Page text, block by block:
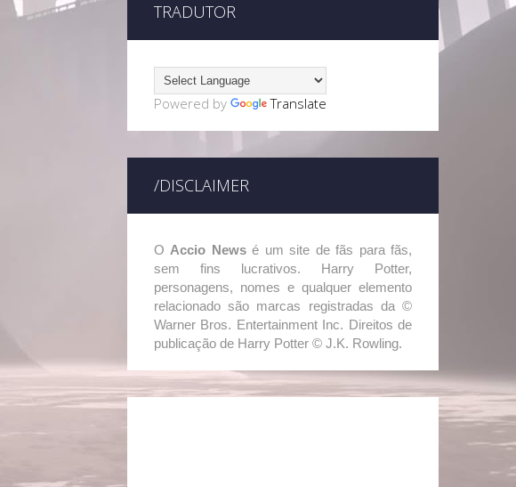
TRADUTOR
Powered by Translate
/DISCLAIMER
O Accio Newsé um site de fãs para fãs,
sem fins lucrativos. Harry Potter,
personagens, nomes e qualquer elemento
relacionado são marcas registradas da ©
Warner Bros. Entertainment Inc. Direitos de
publicação de Harry Potter © J.K. Rowling.